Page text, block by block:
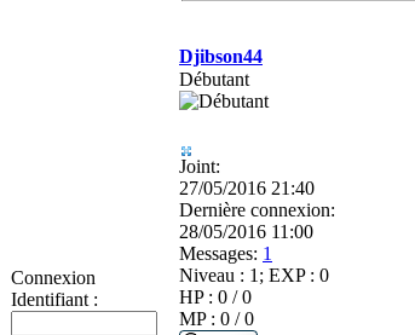
Connexion
Identifiant :
Djibson44
Débutant
Joint:
27/05/2016 21:40
Dernière connexion:
28/05/2016 11:00
Messages: 1
Niveau : 1; EXP : 0
HP : 0 / 0
MP : 0 / 0